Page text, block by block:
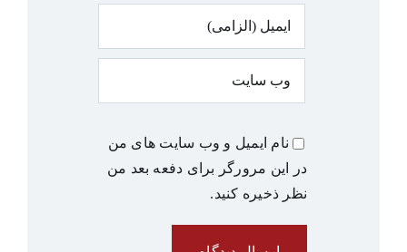
نام ایمیل و وب سایت های من
در این مرورگر برای دفعه بعد من
نظر ذخیره کنید.